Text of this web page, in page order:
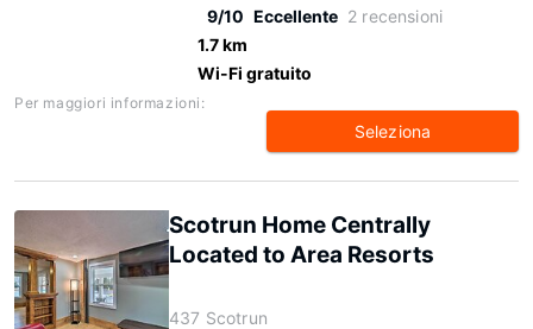
9/10 Eccellente 2 recensioni
1.7 km
Wi-Fi gratuito
Per maggiori informazioni:
Seleziona
Scotrun Home Centrally
Located to Area Resorts
437 Scotrun